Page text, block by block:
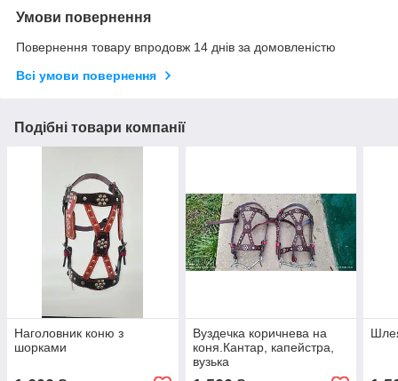
Умови повернення
Повернення товару впродовж 14 днів за домовленістю
Всі умови повернення
Подібні товари компанії
Наголовник коню з
шорками
Вуздечка коричнева на
коня.Кантар, капейстра,
вузька